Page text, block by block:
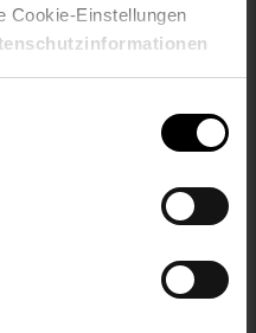
Cookie-Einstellungen
not_applicable
100% not_applicable
not_applicable